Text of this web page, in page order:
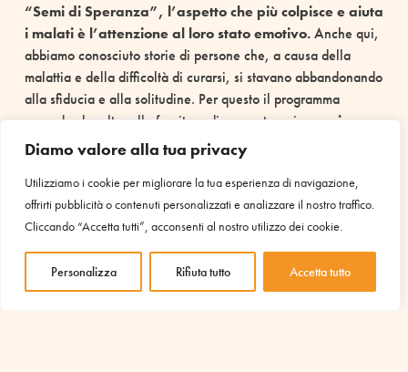
Diamo valore alla tua privacy
Utilizziamo i cookie per migliorare la tua esperienza di navigazione,
offrirti pubblicità o contenuti personalizzati e analizzare il nostro traffico.
Cliccando “Accetta tutti”, acconsenti al nostro utilizzo dei cookie.
Personalizza Rifiuta tutto Accetta tutto
“Semi di Speranza”, l’aspetto che più colpisce e aiuta
i malati è l’attenzione al loro stato emotivo.Anche qui,
abbiamo conosciuto storie di persone che, a causa della
malattia e della difficoltà di curarsi, si stavano abbandonando
alla sfiducia e alla solitudine. Per questo il programma
prevede che oltre alla fornitura di cure e terapie,ogni
protagonista riceva anche visite e telefonate
periodiche per conoscere il suo umore, le sue
sensazioni e per cercare di alleviare anche la
sofferenza psicologica.
UBI – Unione Buddhista italiana